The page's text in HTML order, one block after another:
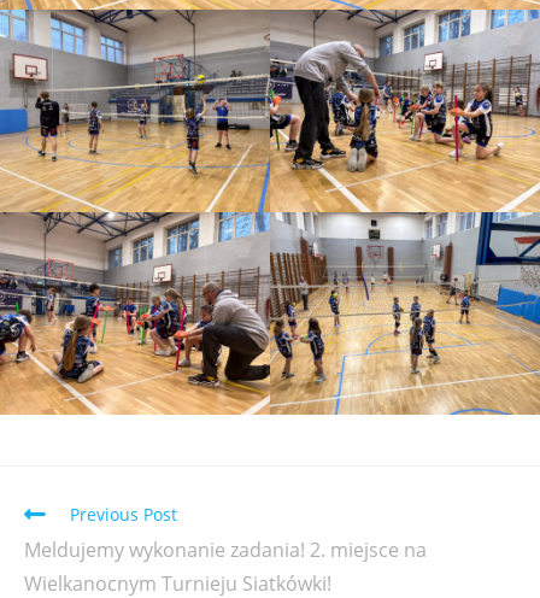
Previous Post
Meldujemy wykonanie zadania! 2. miejsce na
Wielkanocnym Turnieju Siatkówki!